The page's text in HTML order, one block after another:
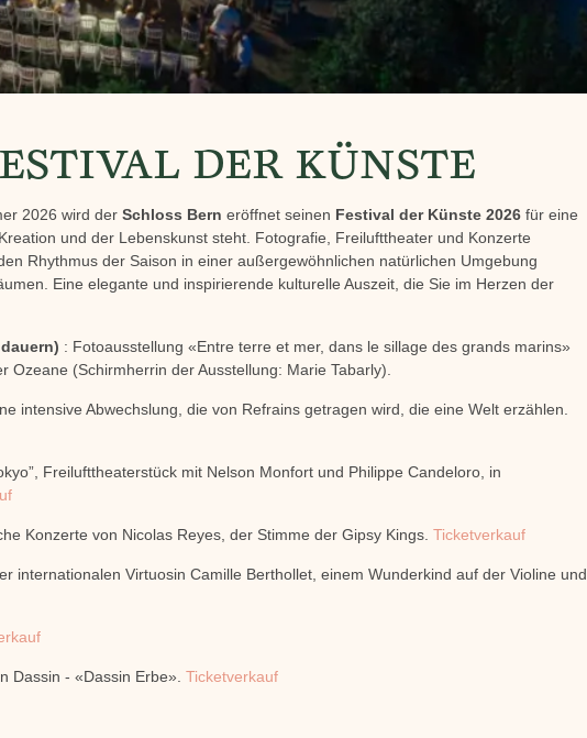
DER KÜNSTE
2026 wird der Schloss Bern eröffnet seinen Festival der Künste 2026 für eine
und der Lebenskunst steht. Fotografie, Freilufttheater und Konzerte
Rhythmus der Saison in einer außergewöhnlichen natürlichen Umgebung
Eine elegante und inspirierende kulturelle Auszeit, die Sie im Herzen der
: Fotoausstellung «Entre terre et mer, dans le sillage des grands marins»
Ozeane (Schirmherrin der Ausstellung: Marie Tabarly).
intensive Abwechslung, die von Refrains getragen wird, die eine Welt erzählen.
Freilufttheaterstück mit Nelson Monfort und Philippe Candeloro, in
Konzerte von Nicolas Reyes, der Stimme der Gipsy Kings. Ticketverkauf
internationalen Virtuosin Camille Berthollet, einem Wunderkind auf der Violine und
Dassin - «Dassin Erbe». Ticketverkauf